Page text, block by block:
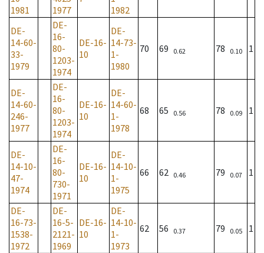
1981
1977
1982
DE-
14-60-
33-
1979
DE-
16-
80-
1203-
1974
DE-16-
10
DE-
14-73-
1-
1980
70 69 0.62 78 0.10 1
DE-
14-60-
246-
1977
DE-
16-
80-
1203-
1974
DE-16-
10
DE-
14-60-
1-
1978
68 65 0.56 78 0.09 1
DE-
14-10-
47-
1974
DE-
16-
80-
730-
1971
DE-16-
10
DE-
14-10-
1-
1975
66 62 0.46 79 0.07 1
DE-
16-73-
1538-
1972
DE-
16-5-
2121-
1969
DE-16-
10
DE-
14-10-
1-
1973
62 56 0.37 79 0.05 1